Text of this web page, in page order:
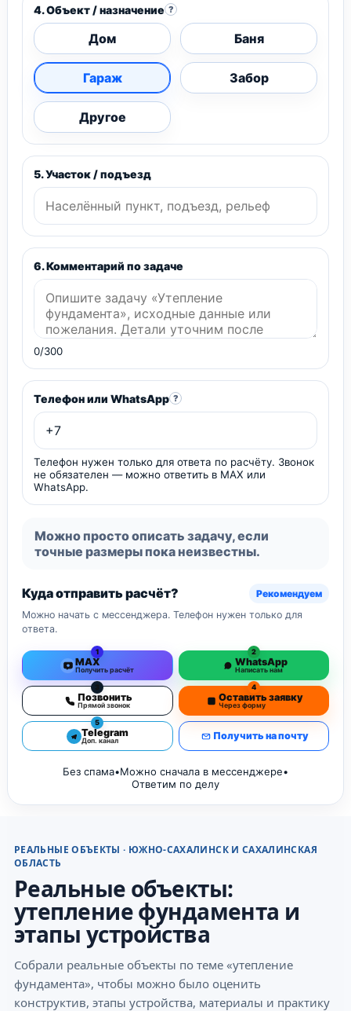
4. Объект / назначение ?
Дом Баня
Гараж Забор
Другое
5. Участок / подъезд
6. Комментарий по задаче
0/300
Телефон или WhatsApp ?
Телефон нужен только для ответа по расчёту. Звонок
не обязателен — можно ответить в MAX или
WhatsApp.
Можно просто описать задачу, если
точные размеры пока неизвестны.
Куда отправить расчёт?
Рекомендуем
Можно начать с мессенджера. Телефон нужен только для
ответа.
1
MAX
Получить расчёт
2
WhatsApp
Написать нам
3
Позвонить
Прямой звонок
4
Оставить заявку
Через форму
5
Telegram
Доп. канал Получить на почту
Без спама•Можно сначала в мессенджере•
Ответим по делу
РЕАЛЬНЫЕ ОБЪЕКТЫ · ЮЖНО-САХАЛИНСК И САХАЛИНСКАЯ
ОБЛАСТЬ
Реальные объекты:
утепление фундамента и
этапы устройства
Собрали реальные объекты по теме «утепление
фундамента», чтобы можно было оценить
конструктив, этапы устройства, материалы и практику